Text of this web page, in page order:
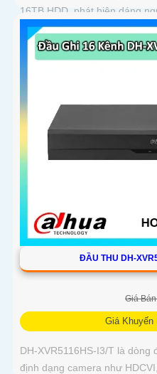
16TB HDD, phát hiện dáng
ĐẦU THU DH-
Giá
Giá Khuyến
DH-XVR5116HS-I3/T là
định dạng camera như